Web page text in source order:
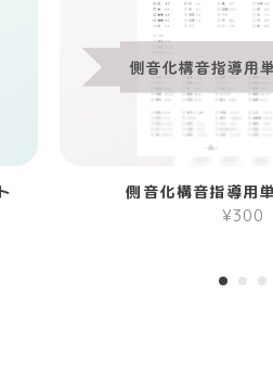
側音化構音指導用
¥300